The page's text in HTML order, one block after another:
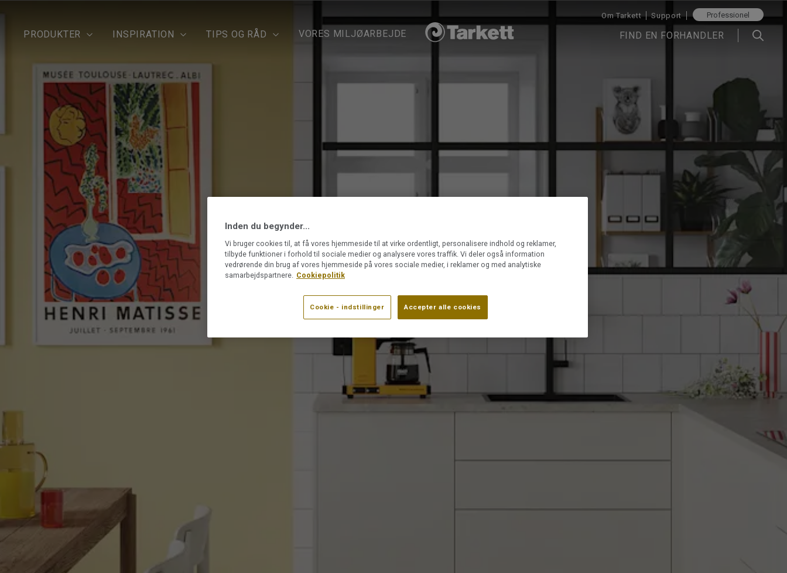
PRODUKTER INSPIRATION TIPS OG RÅD VORES MILJØARBEJDE
Om Tarkett Support Professionel
FIND EN FORHANDLER
Inden du begynder...
Vi bruger cookies til, at få vores hjemmeside til at virke ordentligt, personalisere indhold og reklamer,
tilbyde funktioner i forhold til sociale medier og analysere vores traffik. Vi deler også information
vedrørende din brug af vores hjemmeside på vores sociale medier, i reklamer og med analytiske
samarbejdspartnere. Cookiepolitik
Cookie - indstillinger Accepter alle cookies